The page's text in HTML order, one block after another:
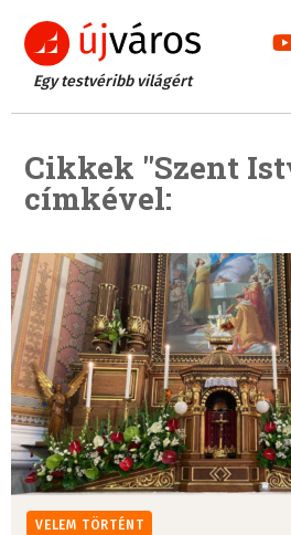
Egy testvéribb világért
Cikkek "Szent
címkével:
VELEM TÖRTÉNT